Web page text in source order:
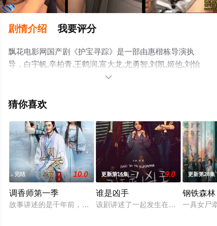
剧情介绍 我要评分
飘花电影网国产剧《护宝寻踪》是一部由惠楷栋导演执
导，白宇帆,辛柏青,王鹤润,富大龙,尤勇智,刘凯,姬他,刘怡
潼,胡明,王莎莎,李泓良,白凡,刘洁,赵千紫,陈思敏,朱辉,刘恒
孙浩,黄曼,贾青,冯国强,喻恩泰,杨新鸣,等演员精彩演绎的中
费观看高清无删减完整版电视剧全集就上飘花影院，更多
相关信息可移步至豆瓣电视剧、电视猫或剧情网等平台了

猜你喜欢
完结 10.0
调香师第一季
故事讲述的是千年前，三界大战，青帝之子青泽为解救人间跳
更新第16集 9.0
谁是凶手
该剧讲述了一起发生在南方四线小城
更新第28集
钢铁森林
一具女尸